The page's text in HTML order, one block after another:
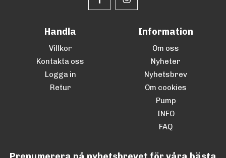
Handla
Villkor
Kontakta oss
Logga in
Retur
Information
Om oss
Nyheter
Nyhetsbrev
Om cookies
Pump
INFO
FAQ